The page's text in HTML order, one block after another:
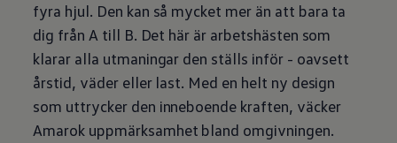
fyra hjul. Den kan så mycket mer än att bara ta
dig från A till B. Det här är arbetshästen som
klarar alla utmaningar den ställs inför - oavsett
årstid, väder eller last. Med en helt ny design
som uttrycker den inneboende kraften, väcker
Amarok uppmärksamhet bland omgivningen.